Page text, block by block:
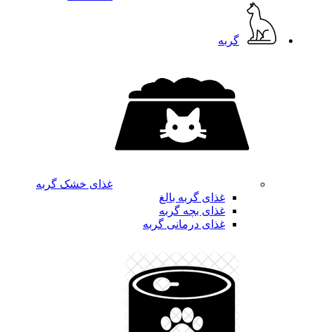
گربه
غذای خشک گربه
غذای گربه بالغ
غذای بچه گربه
غذای درمانی گربه